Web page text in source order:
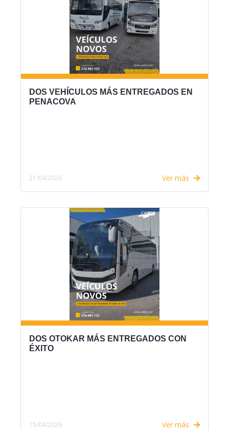
DOS VEHÍCULOS MÁS ENTREGADOS EN
PENACOVA
21/04/2026 Ver más
DOS OTOKAR MÁS ENTREGADOS CON
ÉXITO
15/04/2026 Ver más